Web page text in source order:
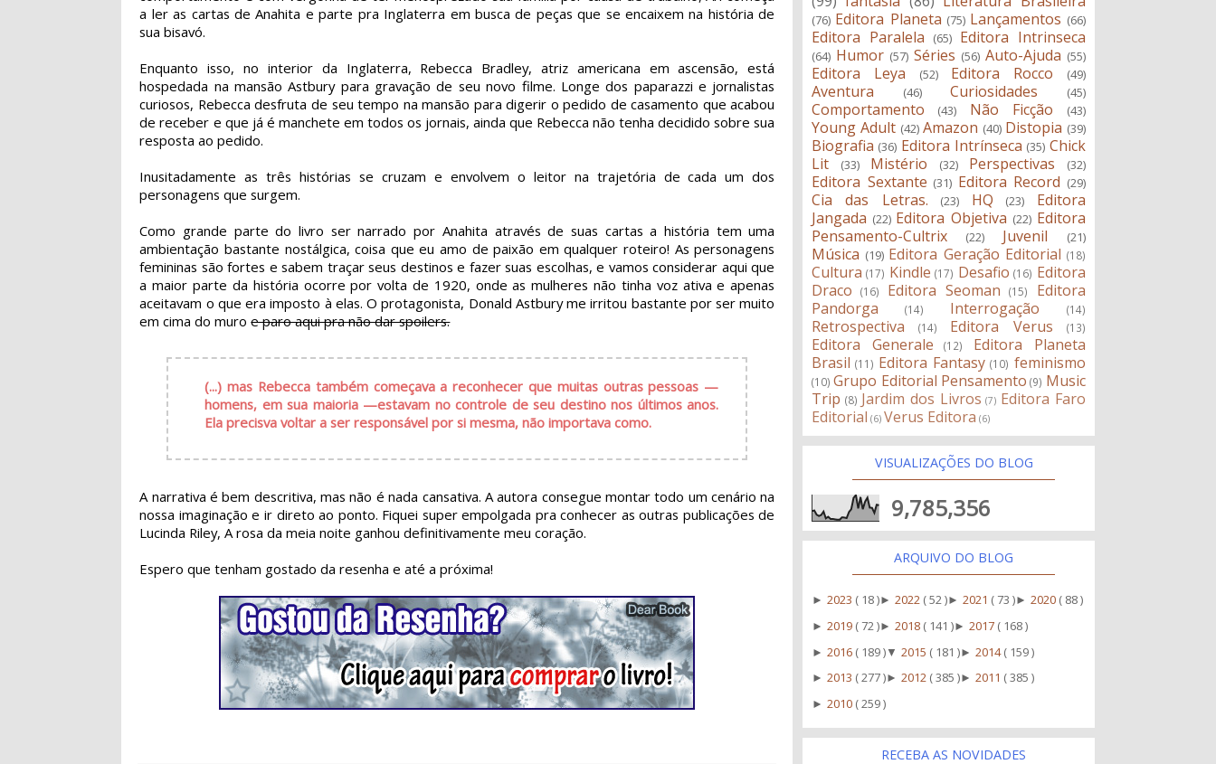
a ler as cartas de Anahita e parte pra Inglaterra em busca de peças que se encaixem na história de
sua bisavó.
Enquanto isso, no interior da Inglaterra, Rebecca Bradley, atriz americana em ascensão, está
hospedada na mansão Astbury para gravação de seu novo filme. Longe dos paparazzi e jornalistas
curiosos, Rebecca desfruta de seu tempo na mansão para digerir o pedido de casamento que acabou
de receber e que já é manchete em todos os jornais, ainda que Rebecca não tenha decidido sobre sua
resposta ao pedido.
Inusitadamente as três histórias se cruzam e envolvem o leitor na trajetória de cada um dos
personagens que surgem.
Como grande parte do livro ser narrado por Anahita através de suas cartas a história tem uma
ambientação bastante nostálgica, coisa que eu amo de paixão em qualquer roteiro! As personagens
femininas são fortes e sabem traçar seus destinos e fazer suas escolhas, e vamos considerar aqui que
a maior parte da história ocorre por volta de 1920, onde as mulheres não tinha voz ativa e apenas
aceitavam o que era imposto à elas. O protagonista, Donald Astbury me irritou bastante por ser muito
em cima do muroe paro aqui pra não dar spoilers.
(...) mas Rebecca também começava a reconhecer que muitas outras pessoas —
homens, em sua maioria —estavam no controle de seu destino nos últimos anos.
Ela precisva voltar a ser responsável por si mesma, não importava como.
A narrativa é bem descritiva, mas não é nada cansativa. A autora consegue montar todo um cenário na
nossa imaginação e ir direto ao ponto. Fiquei super empolgada pra conhecer as outras publicações de
Lucinda Riley, A rosa da meia noite ganhou definitivamente meu coração.
Espero que tenham gostado da resenha e até a próxima!
(76) Editora Planeta (75) Lançamentos (66)
Editora Paralela (65) Editora Intrinseca
(64) Humor (57) Séries (56) Auto-Ajuda (55)
Editora Leya (52) Editora Rocco (49)
Aventura (46) Curiosidades (45)
Comportamento (43) Não Ficção (43)
Young Adult (42) Amazon (40) Distopia (39)
Biografia (36) Editora Intrínseca (35) Chick
Lit
(33) Mistério (32) Perspectivas (32)
Editora Sextante (31) Editora Record (29)
Cia das Letras. (23) HQ (23)
Editora
Jangada (22) Editora Objetiva (22) Editora
Pensamento-Cultrix
(22) Juvenil (21)
Música (19) Editora Geração Editorial (18)
Cultura (17) Kindle (17) Desafio (16) Editora
Draco
(16) Editora Seoman (15)
Editora
Pandorga
(14) Interrogação (14)
Retrospectiva (14) Editora Verus (13)
Editora Generale (12)
Editora Planeta
Brasil (11) Editora Fantasy (10) feminismo
(10) Grupo Editorial Pensamento (9) Music
Trip (8) Jardim dos Livros (7) Editora Faro
Editorial (6) Verus Editora (6)
VISUALIZAÇÕES DO BLOG
9,785,356
ARQUIVO DO BLOG
►2023 ( 18 )►2022 ( 52 )►2021 ( 73 )►2020 ( 88 )
►2019 ( 72 )►2018 ( 141 )►2017 ( 168 )
►2016 ( 189 ) ▼2015 ( 181 )►2014( 159 )
►2013 ( 277 )►2012 ( 385 )►2011 ( 385 )
►2010 ( 259 )
RECEBA AS NOVIDADES